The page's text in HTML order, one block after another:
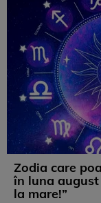
Zodia care
în luna
la mare!”